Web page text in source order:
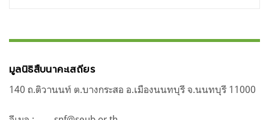
มูลนิธิสืบนาคะเสถียร
140 ถ.ติวานนท์ ต.บางกระสอ อ.เมืองนนทบุรี จ.นนทบุรี 11000